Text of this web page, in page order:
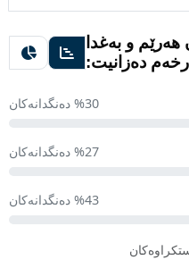
هەرێم و بەغدا
دەزانیت:
%30 دەنگدانەکان
%27 دەنگدانەکان
%43 دەنگدانەکان